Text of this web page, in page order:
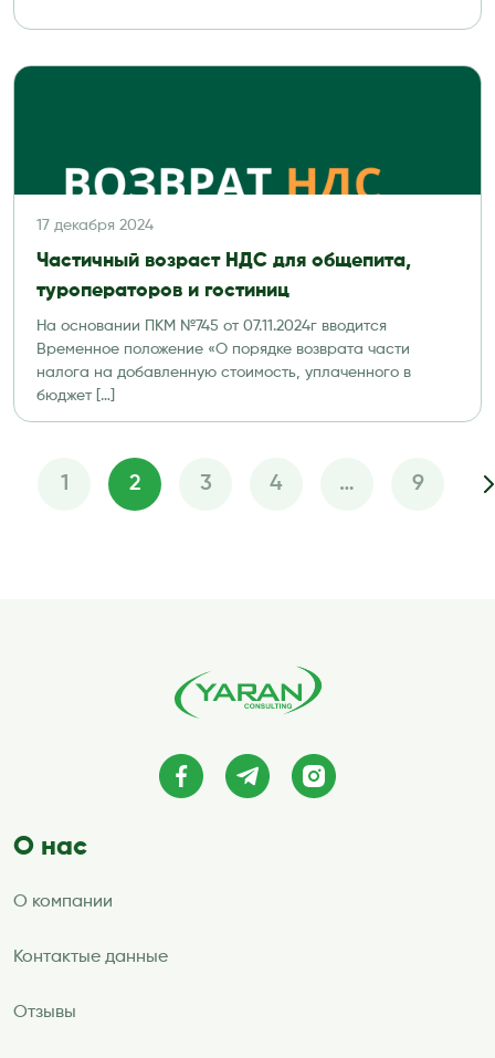
17 декабря 2024
Частичный возраст НДС для общепита,
туроператоров и гостиниц
На основании ПКМ №745 от 07.11.2024г вводится
Временное положение «О порядке возврата части
налога на добавленную стоимость, уплаченного в
бюджет […]
Пагинация
1 2 3 4 … 9
О нас
О компании
Контактые данные
Отзывы